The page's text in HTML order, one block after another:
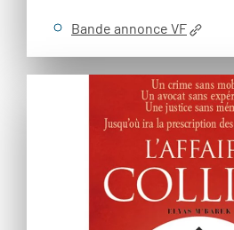
Bande annonce VF